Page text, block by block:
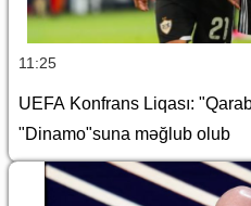
11:25
UEFA Konfrans Liqası:
"Dinamo"suna məğlub olub